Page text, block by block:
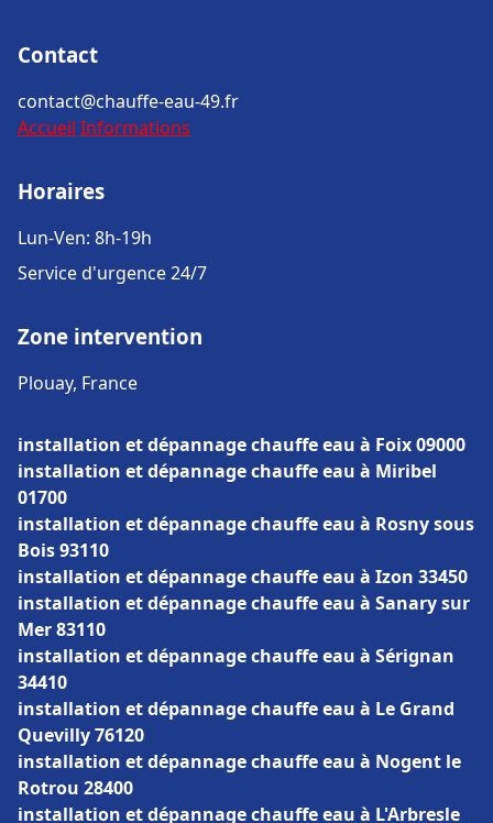
Contact
contact@chauffe-eau-49.fr
Accueil Informations
Horaires
Lun-Ven: 8h-19h
Service d'urgence 24/7
Zone intervention
Plouay, France
installation et dépannage chauffe eau à Foix 09000
installation et dépannage chauffe eau à Miribel
01700
installation et dépannage chauffe eau à Rosny sous
Bois 93110
installation et dépannage chauffe eau à Izon 33450
installation et dépannage chauffe eau à Sanary sur
Mer 83110
installation et dépannage chauffe eau à Sérignan
34410
installation et dépannage chauffe eau à Le Grand
Quevilly 76120
installation et dépannage chauffe eau à Nogent le
Rotrou 28400
installation et dépannage chauffe eau à L'Arbresle